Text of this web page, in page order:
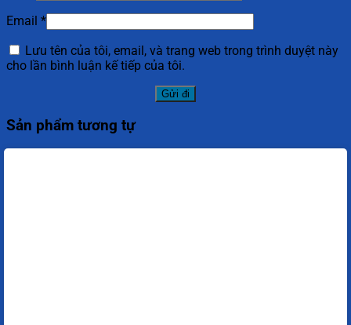
Email *
Lưu tên của tôi, email, và trang web trong trình duyệt này
cho lần bình luận kế tiếp của tôi.
Sản phẩm tương tự